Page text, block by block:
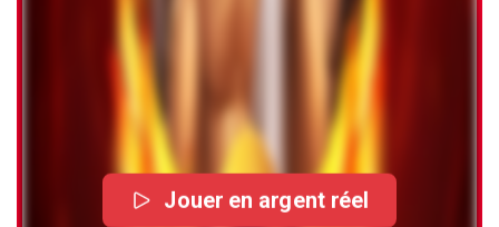
Jouer en argent réel